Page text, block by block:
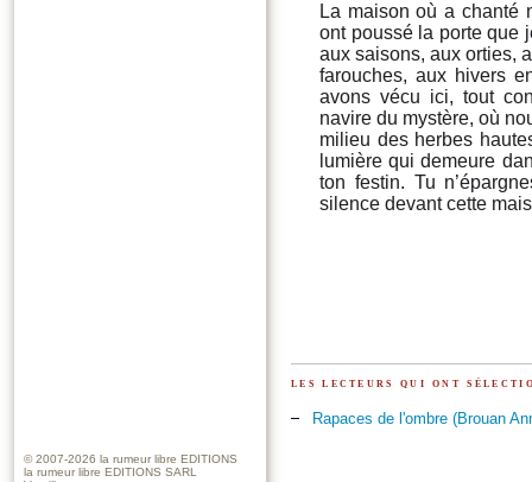
La maison où a chanté
ont poussé la porte que
aux saisons, aux orties,
farouches, aux hivers
avons vécu ici, tout
navire du mystère, où
milieu des herbes
lumière qui demeure
ton festin. Tu
silence devant cette
les lecteurs qui ont
Rapaces de l'ombre (Brouan
© 2007-2026 la rumeur libre EDITIONS
la rumeur libre EDITIONS SARL